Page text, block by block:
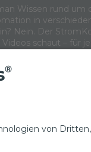
Wissen rund
in
Nein. Der
schaut – für